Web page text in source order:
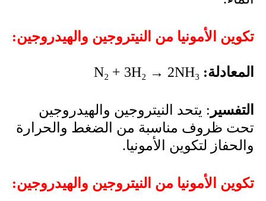
تكوين الأمونيا من النيتروجين والهيدروجين:
المعادلة: N₂ + 3H₂ → 2NH₃
التفسير : يتحد النيتروجين والهيدروجين
تحت ظروف مناسبة من الضغط والحرارة
والحفاز لتكوين الأمونيا.
تكوين الأمونيا من النيتروجين والهيدروجين: